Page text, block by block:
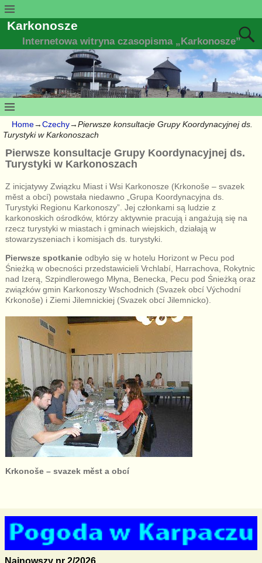
Karkonosze
Internetowa witryna czasopisma „Karkonosze”
Home→Czechy→Pierwsze konsultacje Grupy Koordynacyjnej ds.
Turystyki w Karkonoszach
Pierwsze konsultacje Grupy Koordynacyjnej ds.
Turystyki w Karkonoszach
Z inicjatywy Związku Miast i Wsi Karkonosze (Krkonoše – svazek
měst a obcí) powstała niedawno „Grupa Koordynacyjna ds.
Turystyki Regionu Karkonoszy”. Jej członkami są ludzie z
karkonoskich ośrodków, którzy aktywnie pracują i angażują się na
rzecz turystyki w miastach i gminach wiejskich, działają w
stowarzyszeniach i komisjach ds. turystyki.
Pierwsze spotkanie odbyło się w hotelu Horizont w Pecu pod
Śnieżką w obecności przedstawicieli Vrchlabí, Harrachova, Rokytnic
nad Izerą, Szpindlerowego Młyna, Benecka, Pecu pod Śnieżką oraz
związków gmin Karkonoszy Wschodnich (Svazek obcí Východní
Krkonoše) i Ziemi Jilemnickiej (Svazek obcí Jilemnicko).
Krkonoše – svazek měst a obcí
Najnowszy nr 2/2026